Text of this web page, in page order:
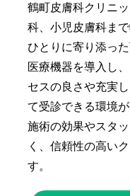
鶴町皮膚科クリニ
科、小児皮膚科ま
ひとりに寄り添っ
医療機器を導入し
セスの良さや充実
て受診できる環境
施術の効果やスタ
く、信頼性の高い
す。